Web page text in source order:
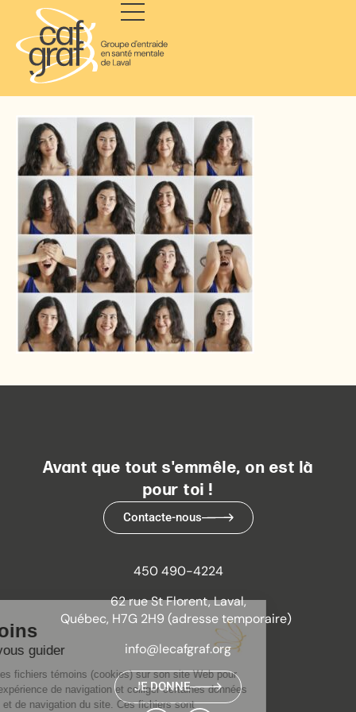
Avant que tout s'emmêle, on est là
pour toi !
Contacte-nous
450 490-4224
62 rue St Florent, Laval,
Québec, H7G 2H9 (adresse temporaire)
info@lecafgraf.org
JE DONNE